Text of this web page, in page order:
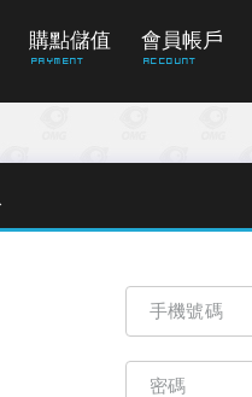
購點儲值
PAYMENT
會員帳戶
Account
手機號碼
密碼